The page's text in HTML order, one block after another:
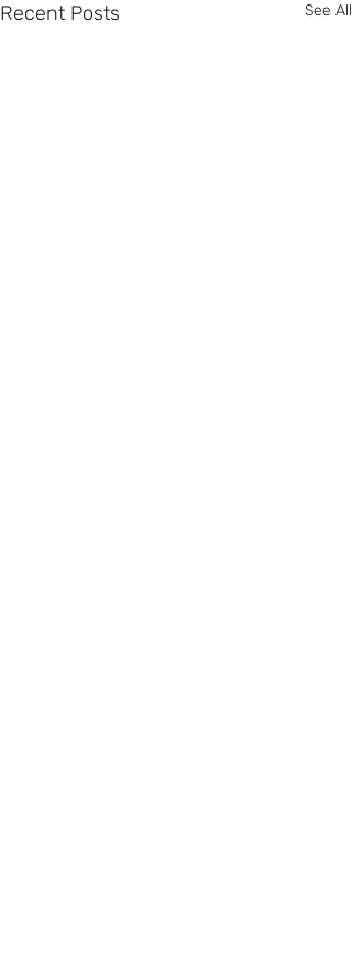
Recent Posts See All